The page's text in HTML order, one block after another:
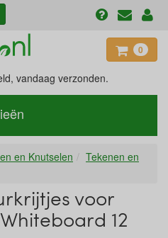
0
vandaag verzonden.
en Knutselen
Tekenen en
voor
12